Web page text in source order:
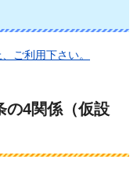
ご利用下さい。
の4関係（仮設